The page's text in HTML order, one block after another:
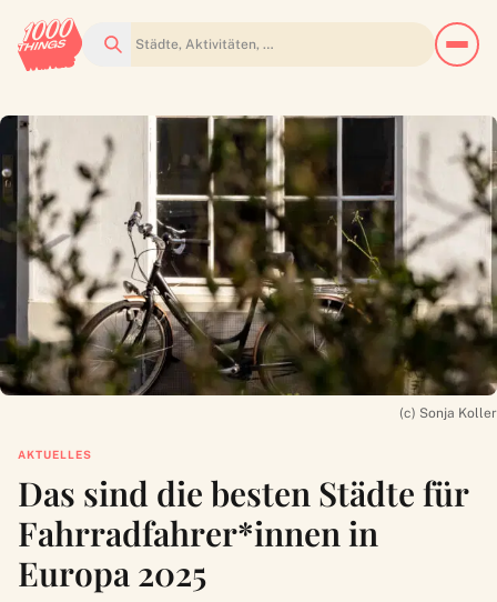
Suchen
(c) Sonja Koller
AKTUELLES
Das sind die besten Städte für
Fahrradfahrer*innen in
Europa 2025